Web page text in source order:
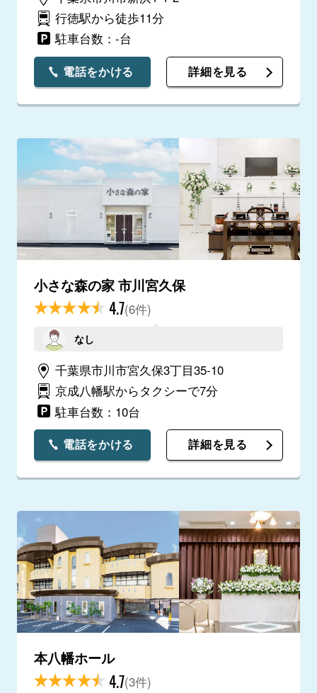
行徳駅から徒歩11分
駐車台数：-台
電話をかける 詳細を見る
小さな森の家 市川宮久保
4.7(6件)
なし
千葉県市川市宮久保3丁目35-10
京成八幡駅からタクシーで7分
駐車台数：10台
電話をかける 詳細を見る
本八幡ホール
4.7(3件)